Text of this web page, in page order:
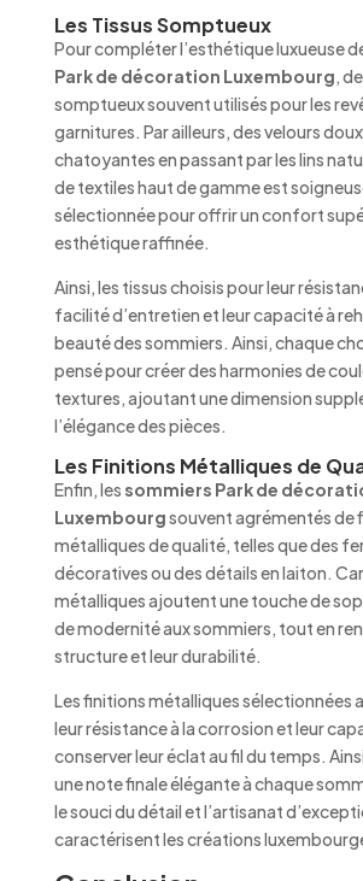
Les Tissus Somptueux
Pour compléter l’esthétique luxueuse
Park de décoration Luxembourg,
somptueux souvent utilisés pour les
garnitures. Par ailleurs, des velours
chatoyantes en passant par les lins
de textiles haut de gamme est
sélectionnée pour offrir un confort
esthétique raffinée.
Ainsi, les tissus choisis pour leur
facilité d’entretien et leur capacité à
beauté des sommiers. Ainsi, chaque
pensé pour créer des harmonies de
textures, ajoutant une dimension
l’élégance des pièces.
Les Finitions Métalliques de
Enfin, les sommiers Park de
Luxembourgsouvent agrémentés de
métalliques de qualité, telles que des
décoratives ou des détails en laiton.
métalliques ajoutent une touche de
de modernité aux sommiers, tout en
structure et leur durabilité.
Les finitions métalliques sélectionnées
leur résistance à la corrosion et leur
conserver leur éclat au fil du temps.
une note finale élégante à chaque
le souci du détail et l’artisanat
caractérisent les créations